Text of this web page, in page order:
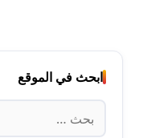
ابحث في الموقع
البحث
عن: